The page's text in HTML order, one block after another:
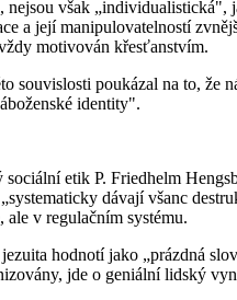
však
a její manipulo­vatelností
motivován křesťanstvím.
souvislosti poukázal na to, že
identity".
etik P. Friedhelm
dávají všanc
ale v regu­lačním systému.
hodnotí jako „prázdná
jde o geniální lidský